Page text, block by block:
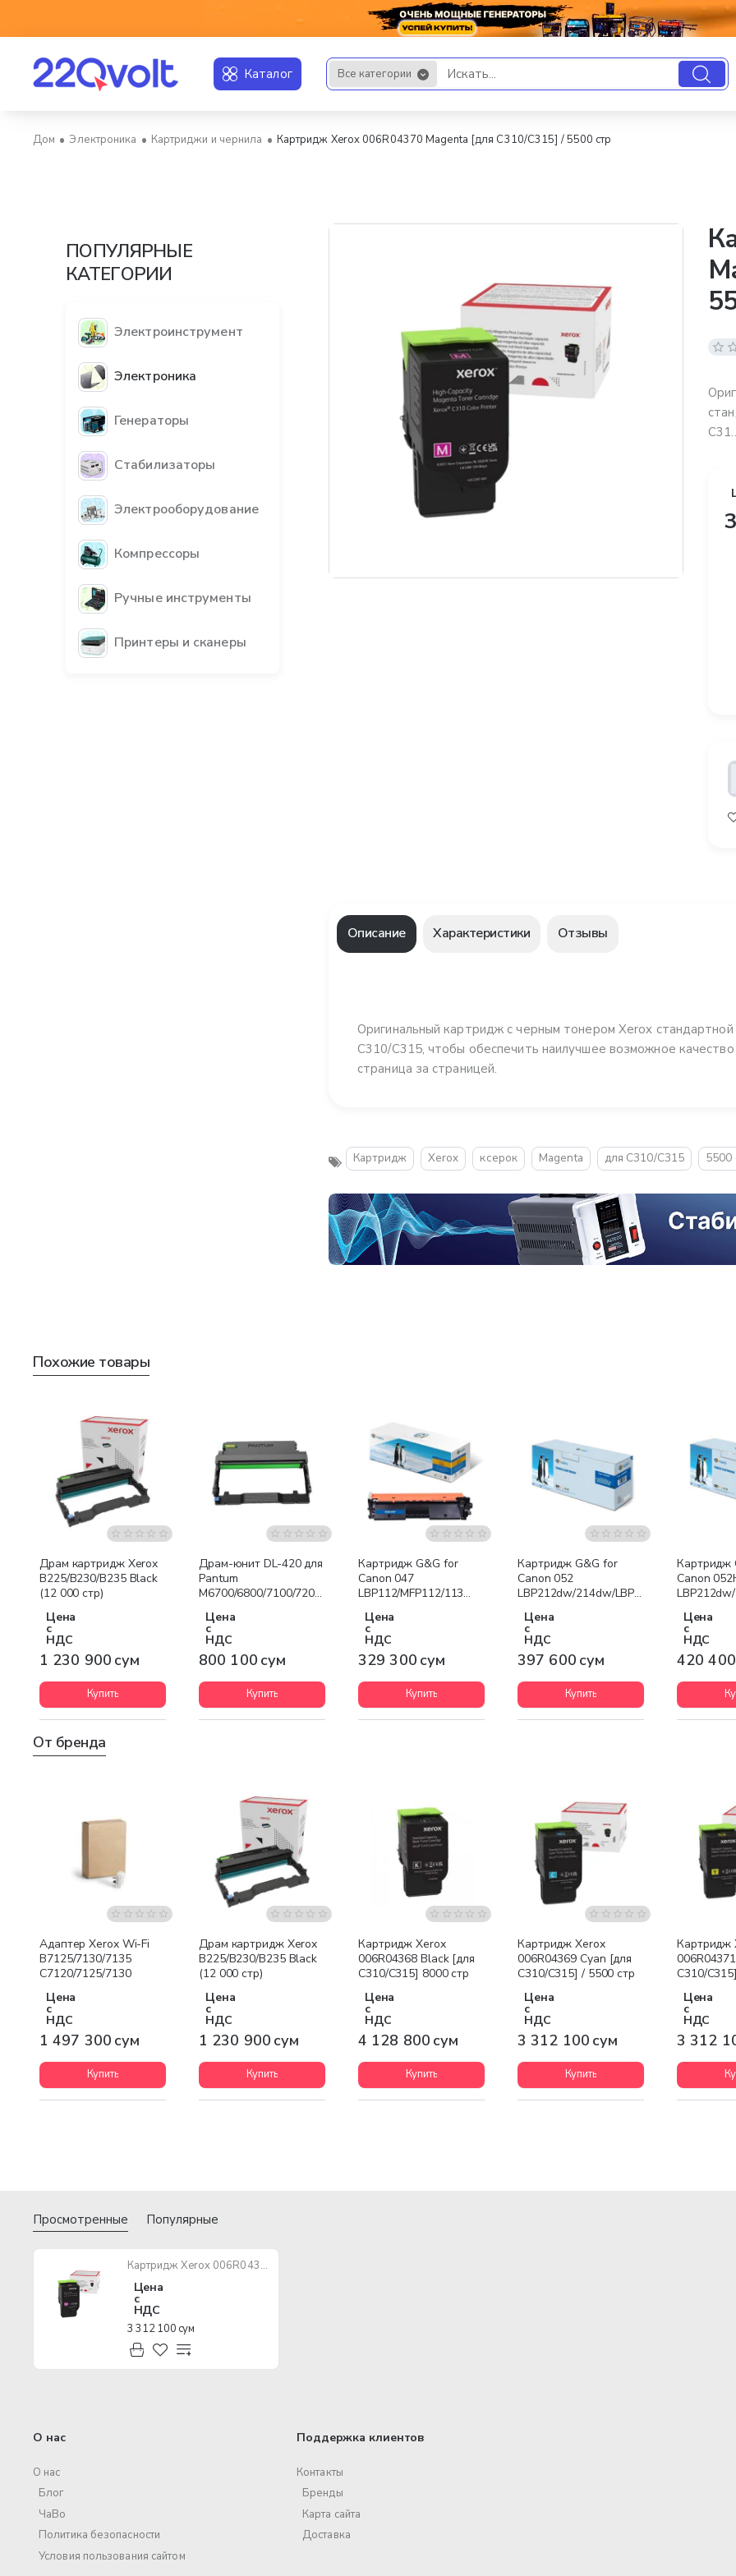
Каталог Все категории
Искать...
Электроника Картриджи и чернила Картридж Xerox 006R04370 Magenta [для C310/C315] / 5500 стр
ПОПУЛЯРНЫЕ
КАТЕГОРИИ
Электроинструмент
Электроника
Генераторы
Стабилизаторы
Электрооборудование
Компрессоры
Ручные инструменты
Принтеры и сканеры
Описание Характеристики Отзывы
Оригинальный картридж с черным тонером Xerox
C310/C315, чтобы обеспечить наилучшее возможное
страница за страницей.
Картридж Xerox ксерок Magenta для C310/C315 5500
Похожие товары
Бесплатная доставка
Драм картридж Xerox
B225/B230/B235 Black
(12 000 стр)
Цена
с
НДС
1 230 900 сум
Купить
Драм-юнит DL-420 для
Pantum
M6700/6800/7100/7200/7300,
Цена
с
НДС
800 100 сум
Купить
Картридж G&G for
Canon 047
LBP112/MFP112/113
Цена
с
НДС
329 300 сум
Купить
Картридж G&G for
Canon 052
LBP212dw/214dw/LBP215x/MF421dw/
Цена
с
НДС
397 600 сум
Купить
Картридж
Canon
Цена
с
НДС
420
От бренда
Бесплатная доставка
Адаптер Xerox Wi-Fi
B7125/7130/7135
C7120/7125/7130
Цена
с
НДС
1 497 300 сум
Купить
Бесплатная доставка
Драм картридж Xerox
B225/B230/B235 Black
(12 000 стр)
Цена
с
НДС
1 230 900 сум
Купить
Бесплатная доставка
Картридж Xerox
006R04368 Black [для
C310/C315] 8000 стр
Цена
с
НДС
4 128 800 сум
Купить
Бесплатная доставка
Картридж Xerox
006R04369 Cyan [для
C310/C315] / 5500 стр
Цена
с
НДС
3 312 100 сум
Купить
Картридж
C310/
Цена
с
НДС
3 312
Просмотренные Популярные
Картридж Xerox 006R04370 Magenta [для C310/C315] / 5500 стр
Цена
с
НДС
3 312 100 сум
О нас
О нас
Блог
ЧаВо
Политика безопасности
Условия пользования сайтом
Поддержка клиентов
Контакты
Бренды
Карта сайта
Доставка